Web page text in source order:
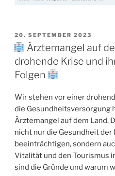
20. SEPTEMBER 2023
Ärztemangel auf
drohende Krise und
Folgen
Wir stehen vor einer
die Gesundheitsversorgung
Ärztemangel auf dem Land.
nicht nur die Gesundheit
beeinträchtigen, sondern
Vitalität und den Tourismus
sind die Gründe und warum